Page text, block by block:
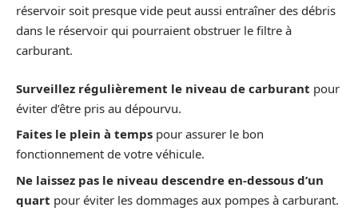
réservoir soit presque vide peut aussi entraîner des débris
dans le réservoir qui pourraient obstruer le filtre à
carburant.
Surveillez régulièrement le niveau de carburant pour
éviter d’être pris au dépourvu.
Faites le plein à temps pour assurer le bon
fonctionnement de votre véhicule.
Ne laissez pas le niveau descendre en-dessous d’un
quart pour éviter les dommages aux pompes à carburant.